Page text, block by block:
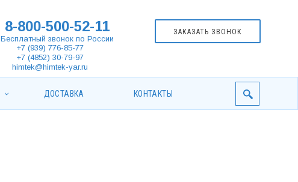
8-800-500-52-11
Бесплатный звонок по России
+7 (939) 776-85-77
+7 (4852) 30-79-97
himtek@himtek-yar.ru
ЗАКАЗАТЬ ЗВОНОК
ДОСТАВКА КОНТАКТЫ